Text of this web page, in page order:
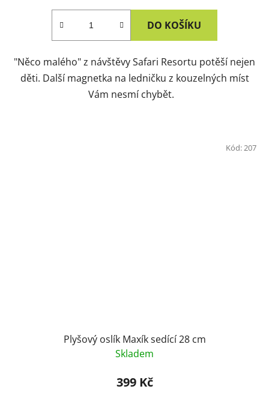
DO KOŠÍKU
"Něco malého" z návštěvy Safari Resortu potěší nejen
děti. Další magnetka na ledničku z kouzelných míst
Vám nesmí chybět.
Plyšový oslík Maxík sedící 28 cm
Skladem
399 Kč
Kód: 207